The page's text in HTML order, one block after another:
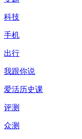
科技
手机
出行
我跟你说
爱活历史课
评测
众测